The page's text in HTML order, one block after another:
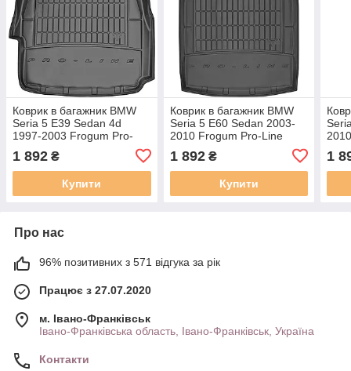
Коврик в багажник BMW
Seria 5 E39 Sedan 4d
1997-2003 Frogum Pro-
1 892 ₴
Купити
Коврик в багажник BMW
Seria 5 E60 Sedan 2003-
2010 Frogum Pro-Line
1 892₴
Купити
1
Про нас
96% позитивних з 571 відгука за рік
Працює з 27.07.2020
м. Івано-Франківськ
Івано-Франківська область, Івано-Франківськ, Україна
Контакти